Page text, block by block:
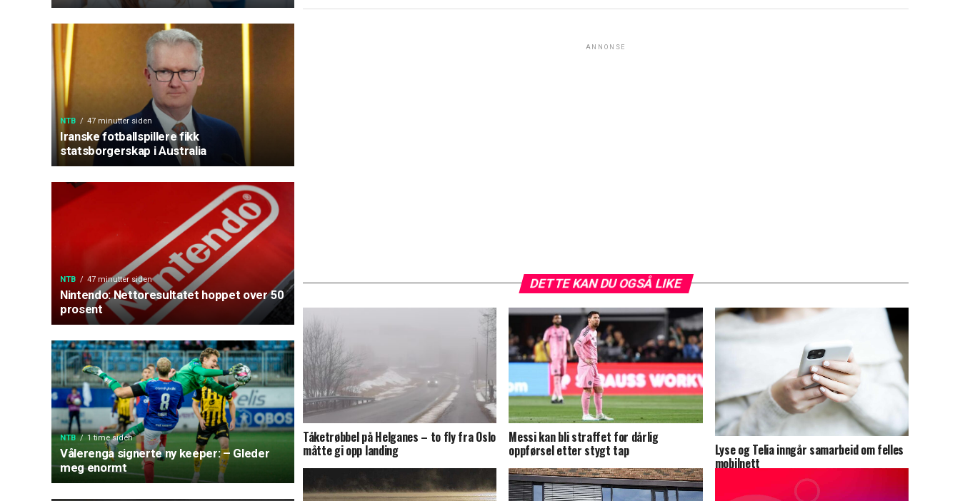
NTB 47 minutter siden
Iranske fotballspillere fikk
statsborgerskap i Australia
NTB 47 minutter siden
Nintendo: Nettoresultatet hoppet over 50
prosent
NTB 1 time siden
Vålerenga signerte ny keeper: – Gleder
meg enormt
ANNONSE
DETTE KAN DU OGSÅ LIKE
Tåketrøbbel på Helganes – to fly fra Oslo
måtte gi opp landing
Messi kan bli straffet for dårlig
oppførsel etter stygt tap Lyse og Telia inngår samarbeid om felles
mobilnett